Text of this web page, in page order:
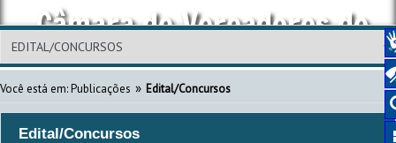
Câmara de Vereadores de
Campos Novos
Você está em:Publicações » Edital/Concursos
Edital/Concursos